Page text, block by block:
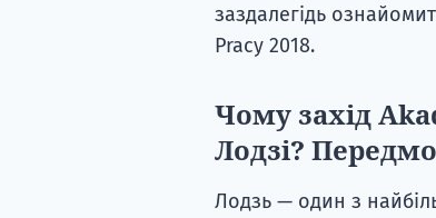
заздалегідь
Pracy 2018.
Чому захід
Лодзі?
Лодзь — один з